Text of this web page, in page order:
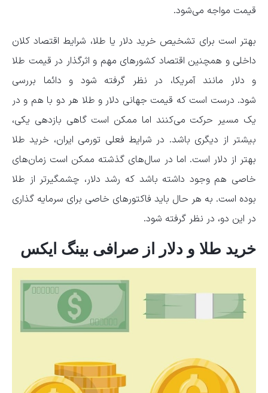
قیمت مواجه می‌شود.
بهتر است برای تشخیص خرید دلار یا طلا، شرایط اقتصاد کلان
داخلی و همچنین اقتصاد کشورهای مهم و اثرگذار در قیمت طلا
و دلار مانند آمریکا، در نظر گرفته شود و دائما بررسی
شود. درست است که قیمت جهانی دلار و طلا هر دو با هم و در
یک مسیر حرکت می‌کنند اما ممکن است گاهی بازدهی یکی،
بیشتر از دیگری باشد. در شرایط فعلی تورمی ایران، خرید طلا
بهتر از دلار است. اما در سال‌های گذشته ممکن است زمان‌های
خاصی هم وجود داشته باشد که رشد دلار، چشمگیرتر از طلا
بوده است. به هر حال باید فاکتورهای خاصی برای سرمایه گذاری
در این دو، در نظر گرفته شود.
خرید طلا و دلار از صرافی بینگ ایکس